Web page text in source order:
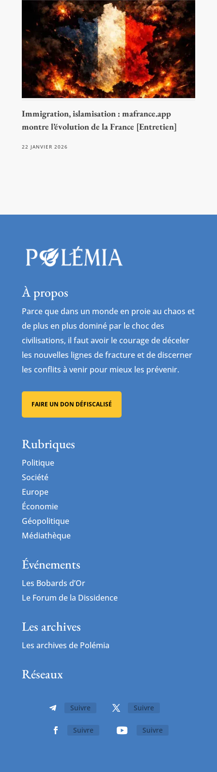
Immigration, islamisation : mafrance.app
montre l’évolution de la France [Entretien]
22 JANVIER 2026
À propos
Parce que dans un monde en proie au chaos et
de plus en plus dominé par le choc des
civilisations, il faut avoir le courage de déceler
les nouvelles lignes de fracture et de discerner
les conflits à venir pour mieux les prévenir.
FAIRE UN DON DÉFISCALISÉ
Rubriques
Politique
Société
Europe
Économie
Géopolitique
Médiathèque
Événements
Les Bobards d’Or
Le Forum de la Dissidence
Les archives
Les archives de Polémia
Réseaux
Suivre Suivre
Suivre Suivre